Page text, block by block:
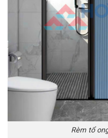
Rèm tổ